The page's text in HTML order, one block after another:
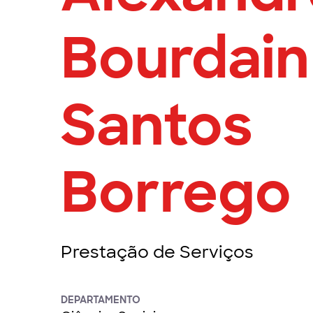
Santos
Borrego
Prestação de Serviços
DEPARTAMENTO